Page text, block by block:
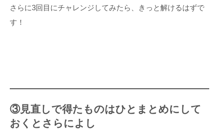
さらに3回目にチャレンジしてみたら、きっと解けるはずで
す！
③見直しで得たものはひとまとめにして
おくとさらによし